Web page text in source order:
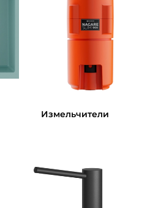
Измельчители